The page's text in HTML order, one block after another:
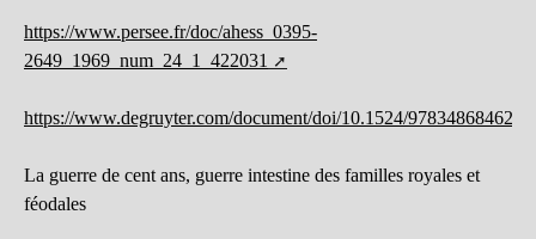
https://www.persee.fr/doc/ahess_0395-
2649_1969_num_24_1_422031
https://www.degruyter.com/document/doi/10.1524/
La guerre de cent ans, guerre intestine des familles royales et
féodales